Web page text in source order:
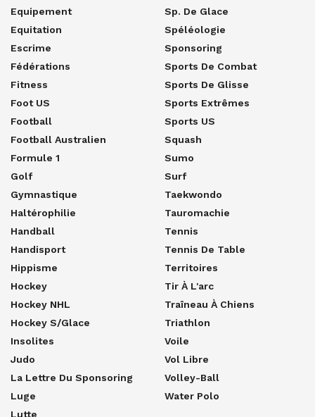
Equipement
Equitation
Escrime
Fédérations
Fitness
Foot US
Football
Football Australien
Formule 1
Golf
Gymnastique
Haltérophilie
Handball
Handisport
Hippisme
Hockey
Hockey NHL
Hockey S/glace
Insolites
Judo
La Lettre Du Sponsoring
Luge
Lutte
Sp. De Glace
Spéléologie
Sponsoring
Sports De Combat
Sports De Glisse
Sports Extrêmes
Sports US
Squash
Sumo
Surf
Taekwondo
Tauromachie
Tennis
Tennis De Table
Territoires
Tir À L'arc
Traîneau À Chiens
Triathlon
Voile
Vol Libre
Volley-Ball
Water Polo